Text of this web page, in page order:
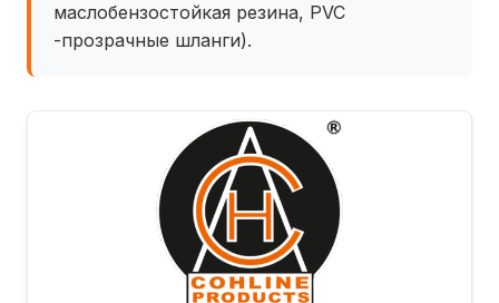
маслобензостойкая резина, PVC
-прозрачные шланги).